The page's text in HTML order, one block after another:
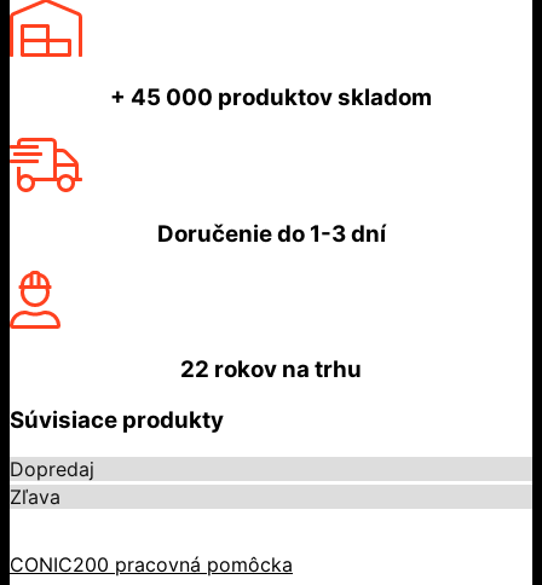
+ 45 000 produktov skladom
Doručenie do1-3 dní
22 rokov na trhu
Súvisiace produkty
Dopredaj
Zľava
CONIC200 pracovná pomôcka